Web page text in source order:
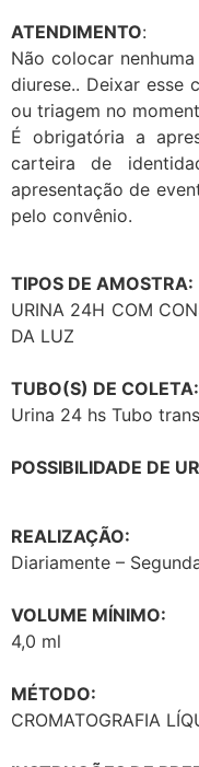
ATENDIMENTO:
Não colocar
diurese.. Deixar esse
ou triagem no
É obrigatória a
carteira de
apresentação de
pelo convênio.
TIPOS DE AMOSTRA:
URINA 24H COM
DA LUZ
TUBO(S) DE COLETA:
Urina 24 hs Tubo
POSSIBILIDADE DE
REALIZAÇÃO:
Diariamente –
VOLUME MÍNIMO:
4,0 ml
MÉTODO:
CROMATOGRAFIA